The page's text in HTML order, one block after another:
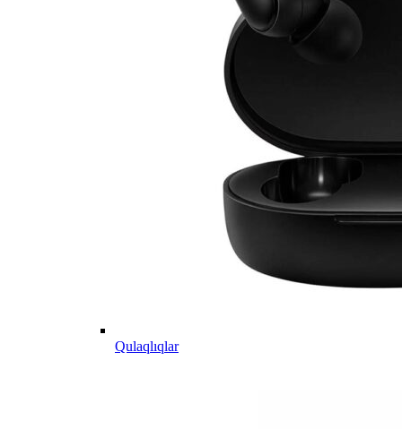
Qulaqlıqlar